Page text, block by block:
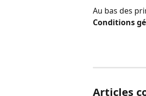
Au bas des
Conditions
Articles